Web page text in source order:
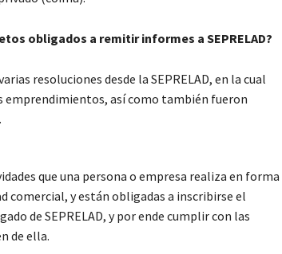
obligados a remitir informes a SEPRELAD?
resoluciones desde la SEPRELAD, en la cual
emprendimientos, así como también fueron
que una persona o empresa realiza en forma
comercial, y están obligadas a inscribirse el
de SEPRELAD, y por ende cumplir con las
de ella.